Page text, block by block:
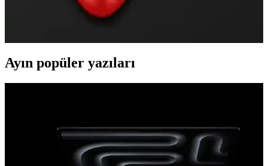
Samsung S7 Edge için tasarlanmış kılıflar, şıklık ve koruma sağlar.
Dayanıklı malzeme ve uygun tasarım sayesinde telefonunuzu
Ayın popüler yazıları